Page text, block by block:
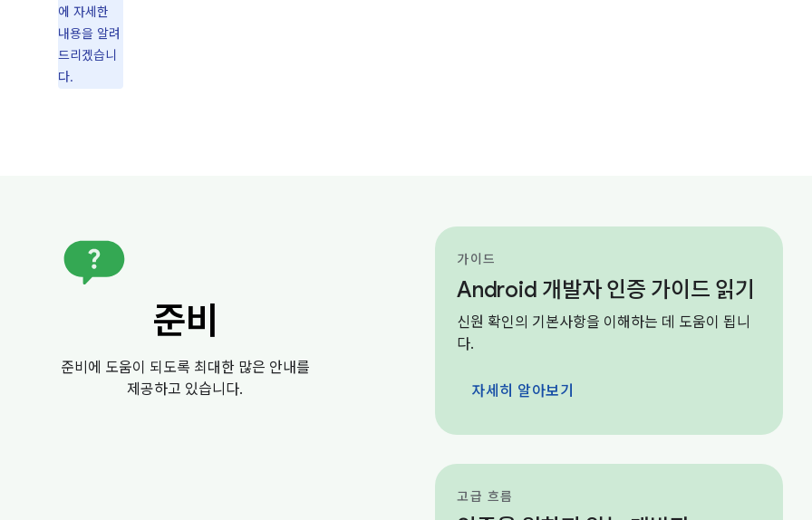
에 자세한
내용을 알려
드리겠습니
다.
준비
준비에 도움이 되도록 최대한 많은 안내를
제공하고 있습니다.
가이드
Android 개발자 인증 가이드 읽기
신원 확인의 기본사항을 이해하는 데 도움이 됩니
다.
자세히 알아보기
고급 흐름